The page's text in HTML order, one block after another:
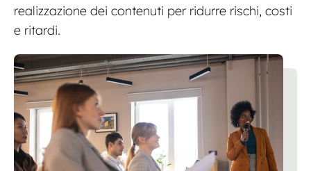
realizzazione dei contenuti per ridurre rischi, costi
e ritardi.